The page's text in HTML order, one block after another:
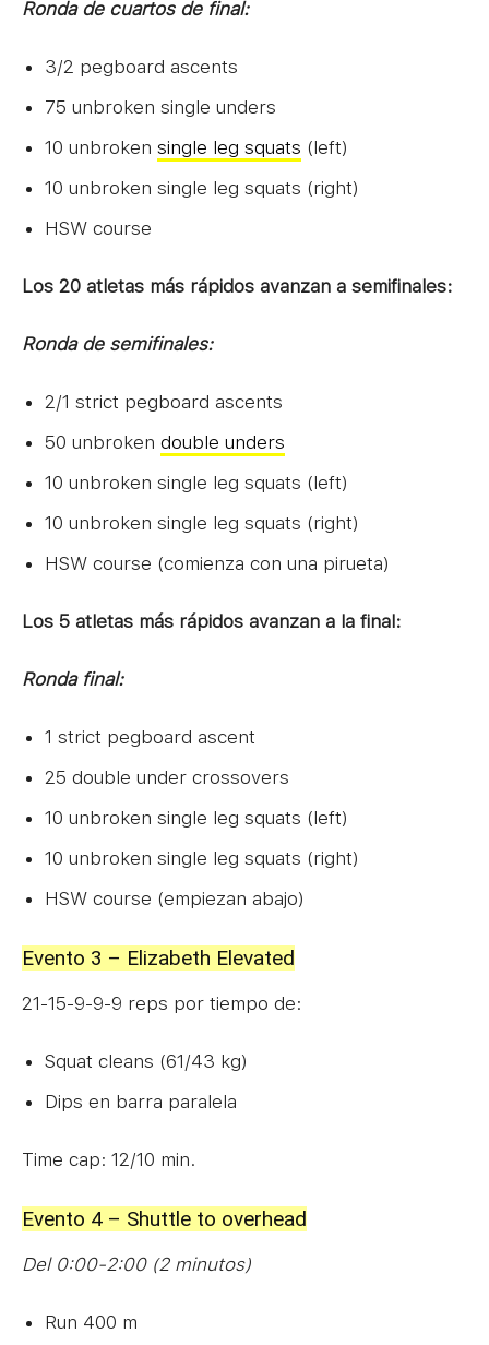
Ronda de cuartos de final:
3/2 pegboard ascents
75 unbroken single unders
10 unbroken single leg squats (left)
10 unbroken single leg squats (right)
HSW course
Los 20 atletas más rápidos avanzan a semifinales:
Ronda de semifinales:
2/1 strict pegboard ascents
50 unbroken double unders
10 unbroken single leg squats (left)
10 unbroken single leg squats (right)
HSW course (comienza con una pirueta)
Los 5 atletas más rápidos avanzan a la final:
Ronda final:
1 strict pegboard ascent
25 double under crossovers
10 unbroken single leg squats (left)
10 unbroken single leg squats (right)
HSW course (empiezan abajo)
Evento 3 – Elizabeth Elevated
21-15-9-9-9 reps por tiempo de:
Squat cleans (61/43 kg)
Dips en barra paralela
Time cap: 12/10 min.
Evento 4 – Shuttle to overhead
Del 0:00-2:00 (2 minutos)
Run 400 m